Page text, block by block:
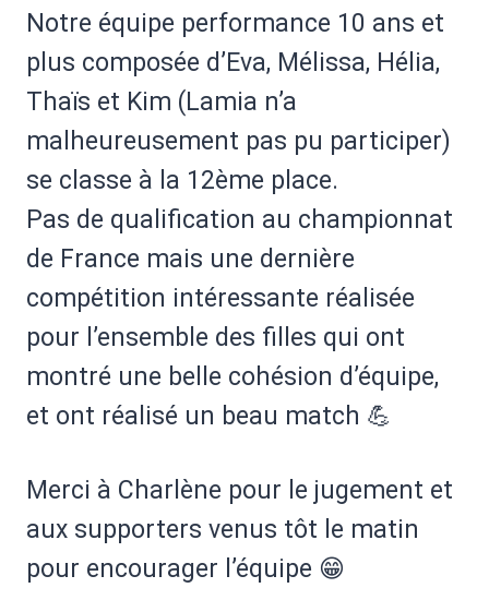
Notre équipe performance 10 ans et
plus composée d’Eva, Mélissa, Hélia,
Thaïs et Kim (Lamia n’a
malheureusement pas pu participer)
se classe à la 12ème place.
Pas de qualification au championnat
de France mais une dernière
compétition intéressante réalisée
pour l’ensemble des filles qui ont
montré une belle cohésion d’équipe,
et ont réalisé un beau match 💪
Merci à Charlène pour le jugement et
aux supporters venus tôt le matin
pour encourager l’équipe 😁